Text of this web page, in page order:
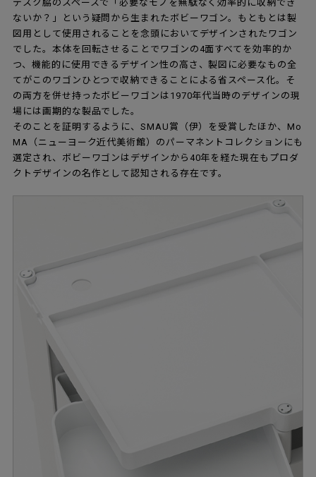
デスク脇のスペースで「必要なモノを無駄なく効率的に収納でき
ないか？」という疑問から生まれたボビーワゴン。もともとは製
図用として使用されることを念頭においてデザインされたワゴン
でした。本体を回転させることでワゴンの4面すべてを効率的か
つ、機能的に使用できるデザイン性の高さ、製図に必要なもの全
てがこのワゴンひとつで収納できることによる省スペース化。そ
の両方を併せ持ったボビーワゴンは1970年代当時のデザインの現
場には画期的な製品でした。
そのことを証明するように、SMAU賞（伊）を受賞したほか、Mo
MA（ニューヨーク近代美術館）のパーマネントコレクションにも
選定され、ボビーワゴンはデザインから40年を経た現在もプロダ
クトデザインの名作として認知される存在です。